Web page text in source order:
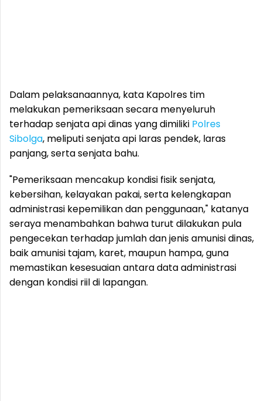
Dalam pelaksanaannya, kata Kapolres tim
melakukan pemeriksaan secara menyeluruh
terhadap senjata api dinas yang dimiliki Polres
Sibolga, meliputi senjata api laras pendek, laras
panjang, serta senjata bahu.
"Pemeriksaan mencakup kondisi fisik senjata,
kebersihan, kelayakan pakai, serta kelengkapan
administrasi kepemilikan dan penggunaan," katanya
seraya menambahkan bahwa turut dilakukan pula
pengecekan terhadap jumlah dan jenis amunisi dinas,
baik amunisi tajam, karet, maupun hampa, guna
memastikan kesesuaian antara data administrasi
dengan kondisi riil di lapangan.